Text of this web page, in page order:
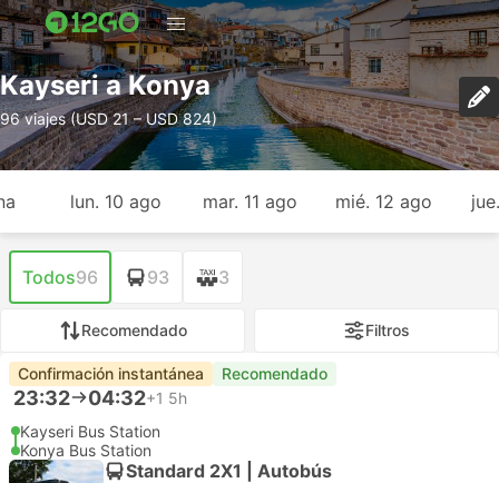
Kayseri a Konya
96 viajes (USD 21 – USD 824)
lun. 10 ago mar. 11 ago mié. 12 ago
Todos96 93 3
Recomendado Filtros
Confirmación instantánea Recomendado
23:32 04:32+1 5h
Kayseri Bus Station
Konya Bus Station
Standard 2X1 | Autobús